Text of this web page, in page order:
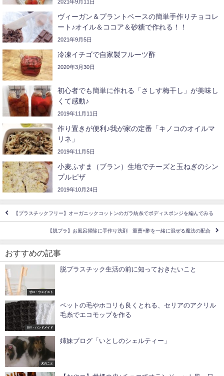
2021年9月11日
ヴィーガン＆プラントベースの簡単手作りチョコレ
ート♪オイル＆ココア＆砂糖で作れる！！
2021年9月5日
冷凍イチゴで自家製フルーツ酢
2020年3月30日
初心者でも簡単に作れる「さしす梅干し」が美味し
くて感動♪
2019年11月11日
作り置きが便利♪我が家の定番「キノコのオイルマ
リネ」
2019年11月5日
小麦ふすま（ブラン）生地でチーズと玉ねぎのシン
プルピザ
2019年10月24日
【プラスチックフリー】オーガニックコットンのガラ紡糸でボディスポンジを編んでみる
【脱プラ】お風呂掃除に手作り洗剤 重曹+酢を一緒に混ぜる魔法の配合
おすすめの記事
ゼロ・ウェイスト
脱プラスチック生活の前に知っておきたいこと
DIY・ハンドメイド
ペットの毛やホコリも良くとれる、セリアのアクリル
毛糸でエコモップを作る
犬のこと
姉妹ブログ「いとしのシェルティー」